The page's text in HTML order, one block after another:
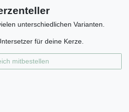
unterschiedlichen Varianten.
für deine Kerze.
mitbestellen